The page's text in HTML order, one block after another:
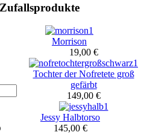
Zufallsprodukte
Morrison
19,00 €
Tochter der Nofretete groß
gefärbt
149,00 €
Jessy Halbtorso
145,00 €